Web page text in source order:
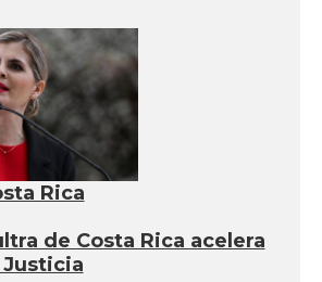
Rica
de Costa Rica acelera
Justicia